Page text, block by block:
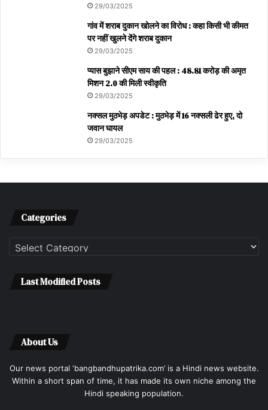
29/03/2025
गांव में शराब दुकान खोलने का विरोध : कहा किसी भी कीमत
पर नहीं खुलने देंगे शराब दुकान
29/03/2025
प्यास बुझाने सीएम साय की पहल : 48.81 करोड़ की अमृत
मिशन 2.0 की मिली स्वीकृति
29/03/2025
नक्सल मुठभेड़ अपडेट : मुठभेड़ में 16 नक्सली ढेर हुए, दो
जवान घायल
29/03/2025
Categories
Categories
Last Modified Posts
About Us
Our news portal ‘bangbandhupatrika.com’ is a Hindi news website.
Within a short span of time, it has made its own niche among the
Hindi speaking population.